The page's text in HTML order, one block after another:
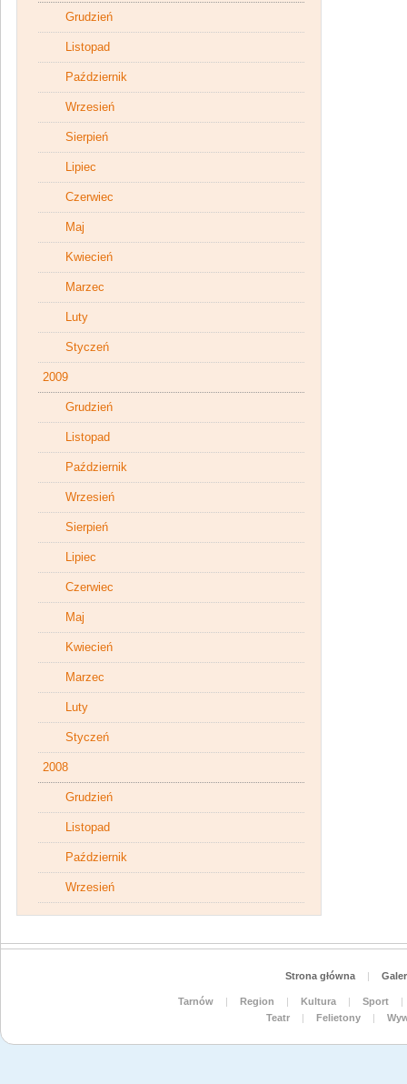
Grudzień
Listopad
Październik
Wrzesień
Sierpień
Lipiec
Czerwiec
Maj
Kwiecień
Marzec
Luty
Styczeń
2009
Grudzień
Listopad
Październik
Wrzesień
Sierpień
Lipiec
Czerwiec
Maj
Kwiecień
Marzec
Luty
Styczeń
2008
Grudzień
Listopad
Październik
Wrzesień
Strona główna |
Tarnów | Region | Kultura | Sport
|
Teatr
| Felietony |